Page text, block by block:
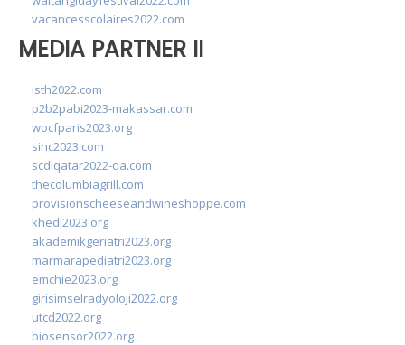
vacancesscolaires2022.com
MEDIA PARTNER II
isth2022.com
p2b2pabi2023-makassar.com
wocfparis2023.org
sinc2023.com
scdlqatar2022-qa.com
thecolumbiagrill.com
provisionscheeseandwineshoppe.com
khedi2023.org
akademikgeriatri2023.org
marmarapediatri2023.org
emchie2023.org
girisimselradyoloji2022.org
utcd2022.org
biosensor2022.org